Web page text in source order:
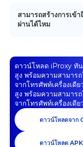
ปัจจุบันไม่รองรับ
ขอแนะนำให้คุณมอง
สามารถสร้างการเข้
ผ่านได้ไหม
ดาวน์โหลด iProxy ทั
สูง พร้อมความสามาร
จากโทรศัพท์เครื่องเดีย
สูง พร้อมความสามาร
จากโทรศัพท์เครื่องเดีย
ดาวน์โหลดจาก
ดาวน์โหลด APK